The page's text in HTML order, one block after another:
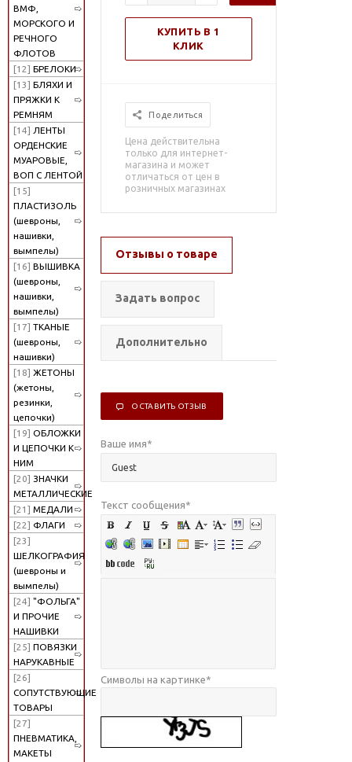
ВМФ,
МОРСКОГО И
РЕЧНОГО
ФЛОТОВ
[12] БРЕЛОКИ
[13] БЛЯХИ И
ПРЯЖКИ К
РЕМНЯМ
[14] ЛЕНТЫ
ОРДЕНСКИЕ
МУАРОВЫЕ,
ВОП С ЛЕНТОЙ
[15]
ПЛАСТИЗОЛЬ
(шевроны,
нашивки,
вымпелы)
[16] ВЫШИВКА
(шевроны,
нашивки,
вымпелы)
[17] ТКАНЫЕ
(шевроны,
нашивки)
[18] ЖЕТОНЫ
(жетоны,
резинки,
цепочки)
[19] ОБЛОЖКИ
И ЦЕПОЧКИ К
НИМ
[20] ЗНАЧКИ
МЕТАЛЛИЧЕСКИЕ
[21] МЕДАЛИ
[22] ФЛАГИ
[23]
ШЕЛКОГРАФИЯ
(шевроны и
вымпелы)
[24] "ФОЛЬГА"
И ПРОЧИЕ
НАШИВКИ
[25] ПОВЯЗКИ
НАРУКАВНЫЕ
[26]
СОПУТСТВУЮЩИЕ
ТОВАРЫ
[27]
ПНЕВМАТИКА,
МАКЕТЫ
КУПИТЬ В 1
КЛИК
Поделиться
Цена действительна
только для интернет-
магазина и может
отличаться от цен в
розничных магазинах
Отзывы о товаре
Задать вопрос
Дополнительно
ОСТАВИТЬ ОТЗЫВ
Ваше имя*
Текст сообщения*
Символы на картинке*